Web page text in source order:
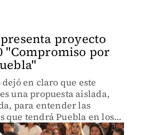
proyecto
"Compromiso por
en claro que este
una propuesta aislada,
para entender las
que tendrá Puebla en los